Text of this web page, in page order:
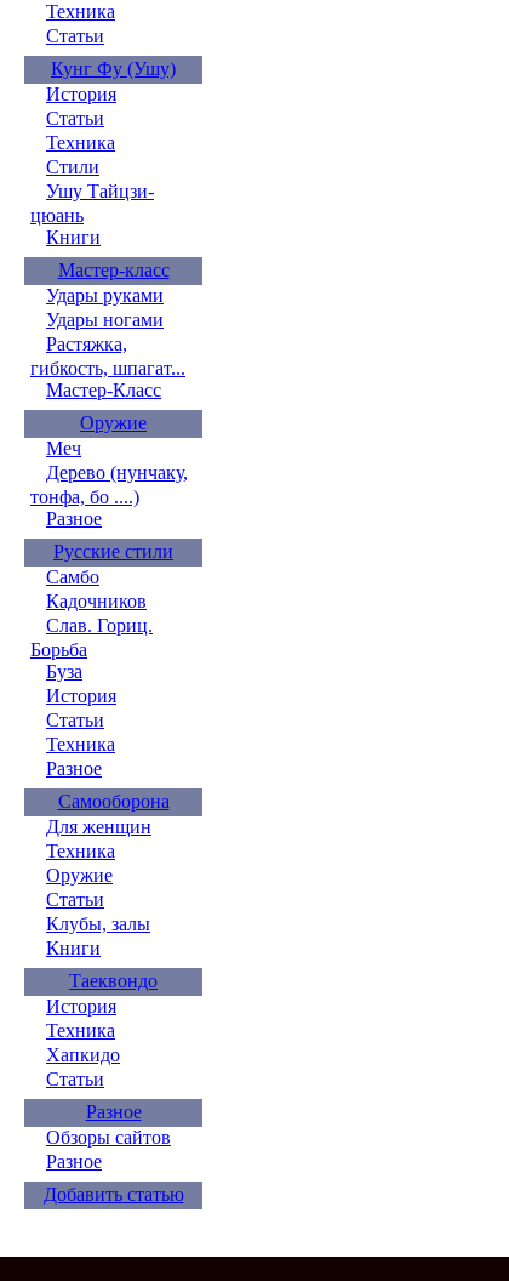
Техника
Статьи
Кунг Фу (Ушу)
История
Статьи
Техника
Стили
Ушу Тайцзи-
цюань
Книги
Мастер-класс
Удары руками
Удары ногами
Растяжка,
гибкость, шпагат...
Мастер-Класс
Оружие
Меч
Дерево (нунчаку,
тонфа, бо ....)
Разное
Русские стили
Самбо
Кадочников
Слав. Гориц.
Борьба
Буза
История
Статьи
Техника
Разное
Самооборона
Для женщин
Техника
Оружие
Статьи
Клубы, залы
Книги
Таеквондо
История
Техника
Хапкидо
Статьи
Разное
Обзоры сайтов
Разное
Добавить статью